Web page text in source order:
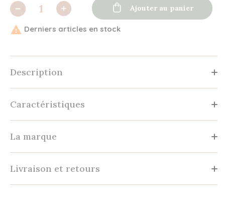
 Ajouter au panier
 Derniers articles en stock
Description
Caractéristiques
La marque
Livraison et retours